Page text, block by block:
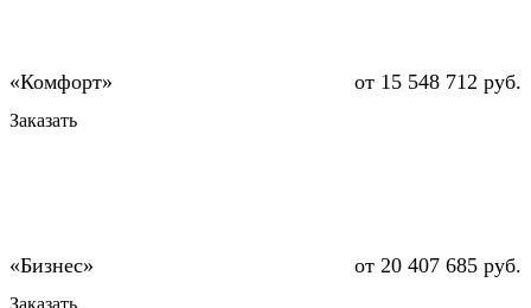
от 15 548 712 руб.
Заказать
от 20 407 685 руб.
Заказать